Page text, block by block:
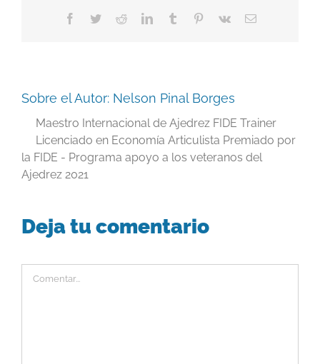
Facebook
TwitterRedditLinkedInTumblr Pinterest
Vk
Correo
Sobre el Autor: Nelson Pinal Borges
Maestro Internacional de Ajedrez FIDE Trainer
Licenciado en Economía Articulista Premiado por
la FIDE - Programa apoyo a los veteranos del
Ajedrez 2021
Deja tu comentario